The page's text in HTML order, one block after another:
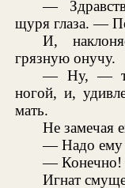
—
щуря глаза. —
И,
грязную онучу.
— Ну, —
ногой, и,
мать.
Не замечая
— Надо ему
— Конечно!
Игнат